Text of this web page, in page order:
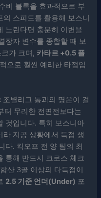
비 블록을 효과적으로 부
스피드를 활용해 보스니
노린다면 충분히 이변을
장자 변수를 종합할 때 보
가 크며, 카타르 +0.5 플
으로 훨씬 예리한 타점입
조별리그 통과의 명운이 걸
터 무리한 전면전보다는
것입니다. 특히 보스니아
지공 상황에서 득점 생
다. 킥오프 전 양 팀의 최
통해 반드시 크로스 체크
산 3골 이상의 다득점이
2.5 기준 언더(Under) 포